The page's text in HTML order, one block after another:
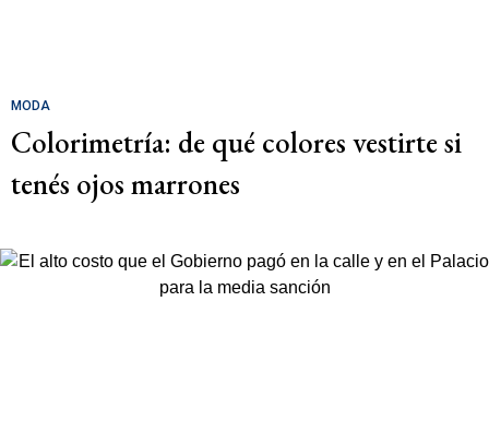
MODA
Colorimetría: de qué colores vestirte si
tenés ojos marrones